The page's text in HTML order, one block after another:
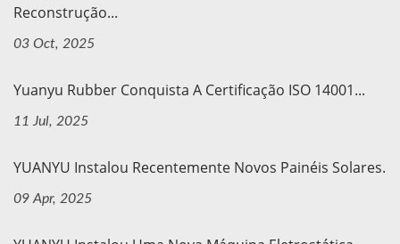
Reconstrução...
03 Oct, 2025
Yuanyu Rubber Conquista A Certificação ISO 14001...
11 Jul, 2025
YUANYU Instalou Recentemente Novos Painéis Solares.
09 Apr, 2025